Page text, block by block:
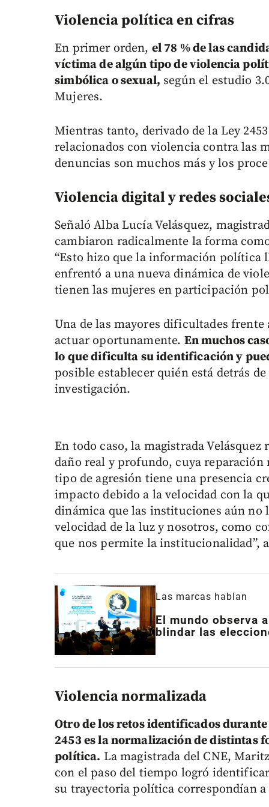
Violencia política en cifras
En primer orden, el 78 % de las
víctima de algún tipo de violencia
simbólica o sexual, según el estudio
Mujeres.
Mientras tanto, derivado de la Ley
relacionados con violencia contra las
denuncias son muchos más y los
Violencia digital y redes
Señaló Alba Lucía Velásquez,
cambiaron radicalmente la forma
“Esto hizo que la información política
enfrentó a una nueva dinámica de
tienen las mujeres en participación
Una de las mayores dificultades
actuar oportunamente. En muchos
lo que dificulta su identificación y
posible establecer quién está detrás
investigación.
En todo caso, la magistrada
daño real y profundo, cuya
tipo de agresión tiene una presencia
impacto debido a la velocidad con la
dinámica que las instituciones aún no
velocidad de la luz y nosotros, como
que nos permite la institucionalidad”,
Las marcas hablan
El mundo observa
blindar las
Violencia normalizada
Otro de los retos identificados
2453 es la normalización de distintas
política. La magistrada del CNE,
con el paso del tiempo logró
su trayectoria política correspondían